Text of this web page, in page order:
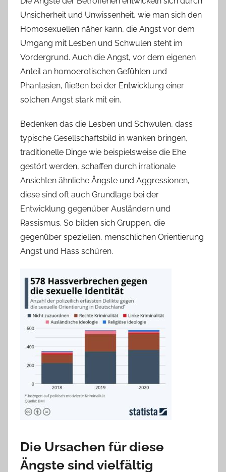
Unsicherheit und Unwissenheit, wie man sich den
Homosexuellen näher kann, die Angst vor dem
Umgang mit Lesben und Schwulen steht im
Vordergrund. Auch die Angst, vor dem eigenen
Anteil an homoerotischen Gefühlen und
Phantasien, fließen bei der Entwicklung einer
solchen Angst stark mit ein.
Bedenken das die Lesben und Schwulen, dass
typische Gesellschaftsbild in wanken bringen,
traditionelle Dinge wie beispielsweise die Ehe
gestört werden, schaffen durch irrationale
Ansichten ähnliche Ängste und Aggressionen,
diese sind oft auch Grundlage bei der
Entwicklung gegenüber Ausländern und
Rassismus. So bilden sich Gruppen, die
gegenüber speziellen, menschlichen Orientierung
Angst und Hass schüren.
Die Ursachen für diese
Ängste sind vielfältig